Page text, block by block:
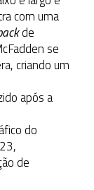
com uma
de
se
criando um
após a
do
de